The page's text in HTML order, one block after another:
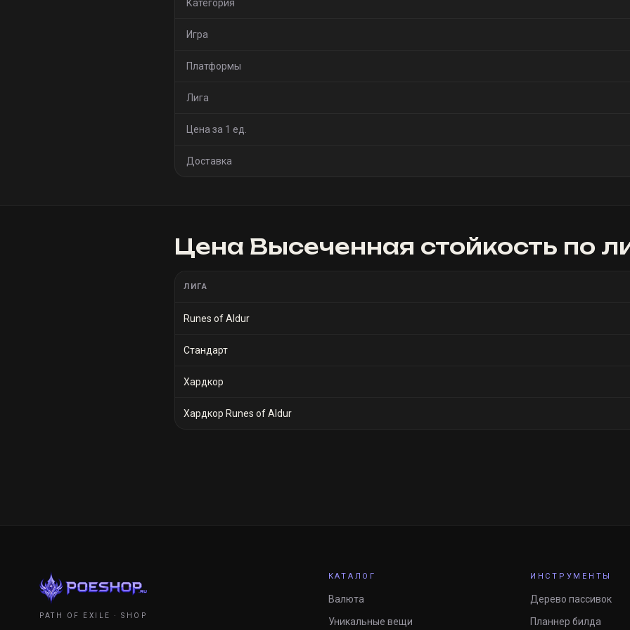
Категория
Игра
Платформы
Лига
Цена за 1 ед.
Доставка
Цена Высеченная стойкость по
ЛИГА
Runes of Aldur
Стандарт
Хардкор
Хардкор Runes of Aldur
PATH OF EXILE · SHOP
КАТАЛОГ
Валюта
Уникальные вещи
ИНСТРУМЕНТЫ
Дерево пассивок
Планнер билда